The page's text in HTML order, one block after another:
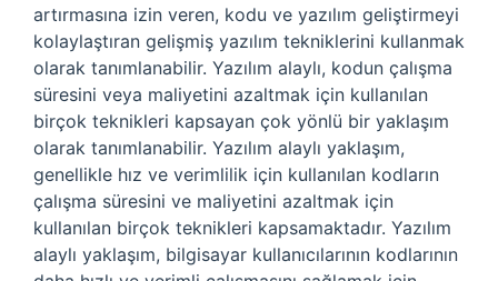
artırmasına izin veren, kodu ve yazılım geliştirmeyi
kolaylaştıran gelişmiş yazılım tekniklerini kullanmak
olarak tanımlanabilir. Yazılım alaylı, kodun çalışma
süresini veya maliyetini azaltmak için kullanılan
birçok teknikleri kapsayan çok yönlü bir yaklaşım
olarak tanımlanabilir. Yazılım alaylı yaklaşım,
genellikle hız ve verimlilik için kullanılan kodların
çalışma süresini ve maliyetini azaltmak için
kullanılan birçok teknikleri kapsamaktadır. Yazılım
alaylı yaklaşım, bilgisayar kullanıcılarının kodlarının